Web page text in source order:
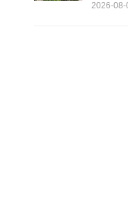
2026-08-